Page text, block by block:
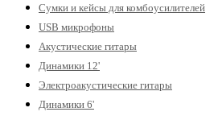
Сумки и кейсы для комбоусилителей
USB микрофоны
Акустические гитары
Динамики 12'
Электроакустические гитары
Динамики 6'